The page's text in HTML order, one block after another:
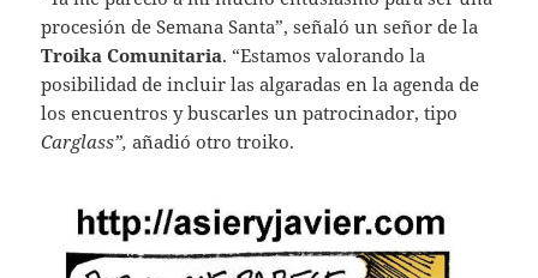
procesión de Semana Santa”, señaló un señor de la
Troika Comunitaria. “Estamos valorando la
posibilidad de incluir las algaradas en la agenda de
los encuentros y buscarles un patrocinador, tipo
Carglass”, añadió otro troiko.